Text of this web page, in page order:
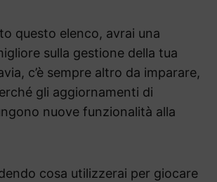
questo elenco, avrai una
sulla gestione della tua
c’è sempre altro da imparare,
gli aggiornamenti di
nuove funzionalità alla
cosa utilizzerai per giocare